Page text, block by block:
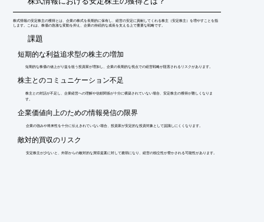
株式情報の安定株主の獲得とは、企業の株式を長期的に保有し、経営の安定に貢献してくれる株主（安定株主）を増やすことを指
します。これは、株価の急激な変動を抑え、企業の持続的な成長を支える上で重要な戦略です。
​課題
短期的な利益追求型の株主の増加
短期的な株価の値上がり益を狙う投資家が増加し、企業の長期的な視点での経営戦略が阻害されるリスクがあります。
株主とのコミュニケーション不足
株主との対話が不足し、企業経営への理解や信頼関係が十分に構築されていない場合、安定株主の獲得が難しくなりま
す。
企業価値向上のための情報発信の限界
企業の強みや将来性を十分に伝えきれていない場合、投資家が安定的な投資対象として認識しにくくなります。
敵対的買収のリスク
安定株主が少ないと、外部からの敵対的な買収提案に対して脆弱になり、経営の独立性が脅かされる可能性があります。